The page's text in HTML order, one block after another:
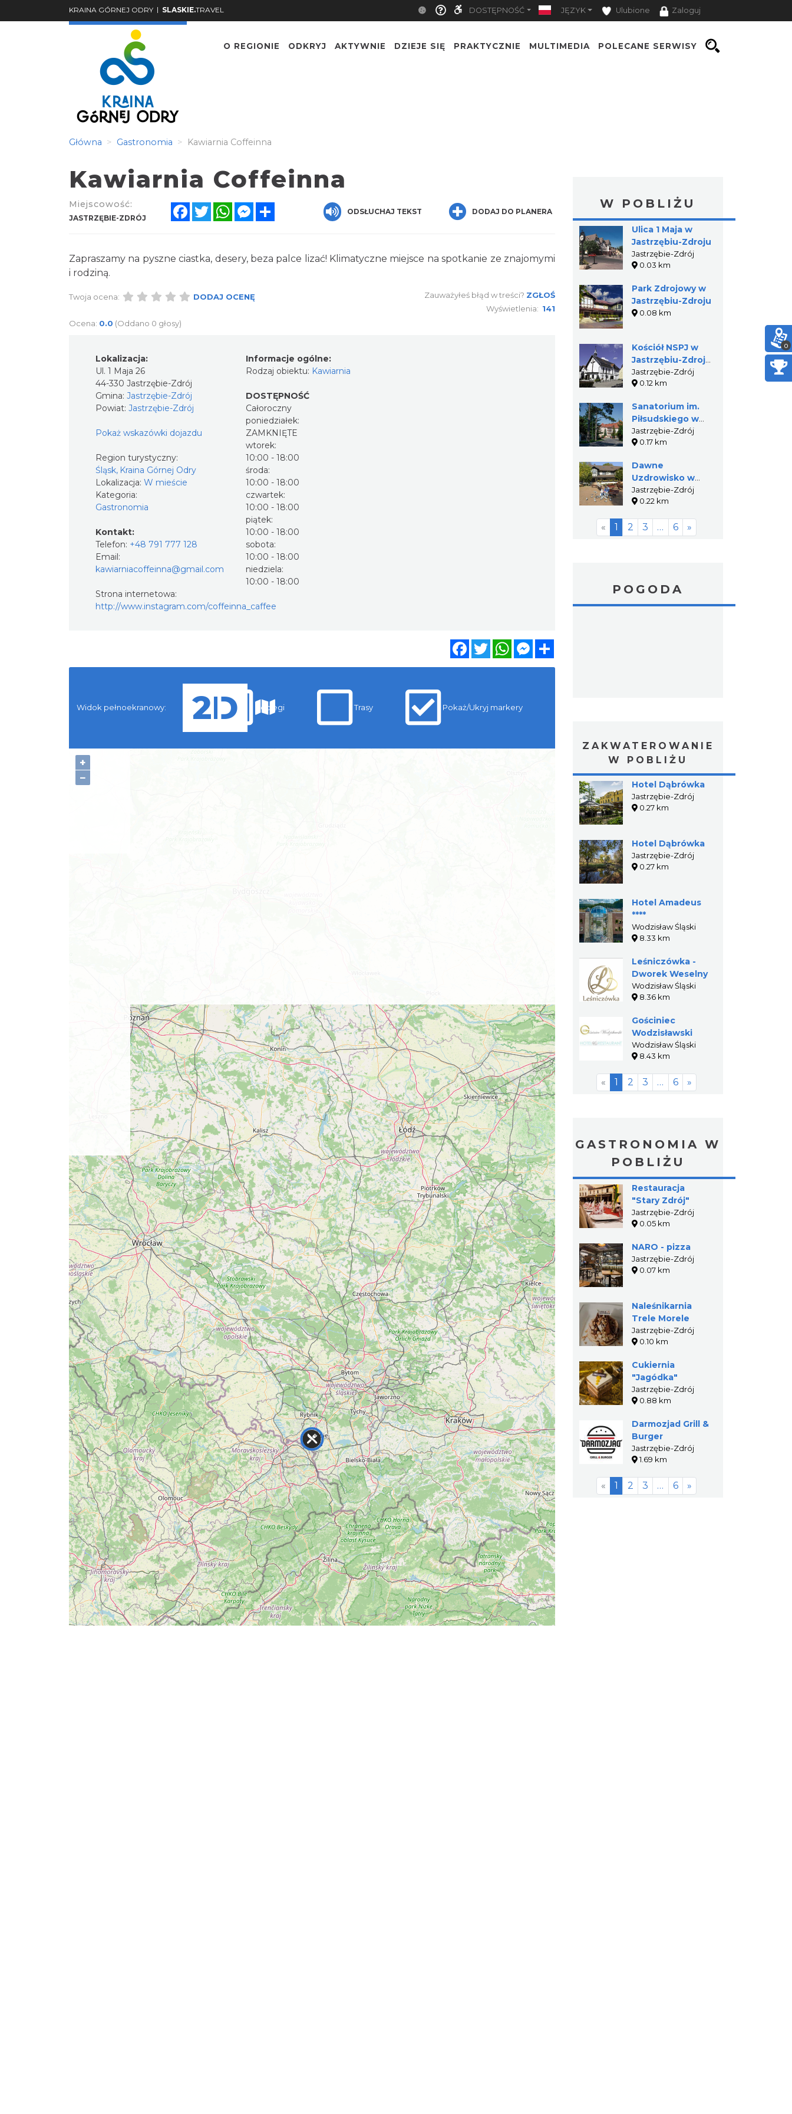
KRAINA GÓRNEJ ODRY | SLASKIE.TRAVEL DOSTĘPNOŚĆ JĘZYK Ulubione Zaloguj
O REGIONIE ODKRYJ AKTYWNIE DZIEJE SIĘ PRAKTYCZNIE MULTIMEDIA POLECANE SERWISY
Główna Gastronomia Kawiarnia Coffeinna
Kawiarnia Coffeinna
Miejscowość:
JASTRZĘBIE-ZDRÓJ
FacebookTwitterWhatsAppMessenger ODSŁUCHAJ TEKST DODAJ DO PLANERA
Zapraszamy na pyszne ciastka, desery, beza palce lizać! Klimatyczne miejsce na spotkanie ze znajomymi
i rodziną.
Twoja ocena: DODAJ OCENĘ
Ocena: 0.0 (Oddano 0 głosy)
Zauważyłeś błąd w treści? ZGŁOŚ
Wyświetlenia: 141
Lokalizacja:
Ul. 1 Maja 26
44-330 Jastrzębie-Zdrój
Gmina: Jastrzębie-Zdrój
Powiat: Jastrzębie-Zdrój
Pokaż wskazówki dojazdu
Region turystyczny:
Śląsk, Kraina Górnej Odry
Lokalizacja: W mieście
Kategoria:
Gastronomia
Kontakt:
Telefon: +48 791 777 128
Email:
kawiarniacoffeinna@gmail.com
Strona internetowa:
http://www.instagram.com/coffeinna_caffee
Informacje ogólne:
Rodzaj obiektu: Kawiarnia
DOSTĘPNOŚĆ
Całoroczny
poniedziałek:
ZAMKNIĘTE
wtorek:
10:00 - 18:00
środa:
10:00 - 18:00
czwartek:
10:00 - 18:00
piątek:
10:00 - 18:00
sobota:
10:00 - 18:00
niedziela:
10:00 - 18:00
FacebookTwitterWhatsAppMessenger
+
−
Widok pełnoekranowy: Noclegi Trasy Pokaż/Ukryj markery
W POBLIŻU
Ulica 1 Maja w
Jastrzębiu-Zdroju
Jastrzębie-Zdrój
0.03 km
Park Zdrojowy w
Jastrzębiu-Zdroju
0.08 km
Kościół NSPJ w
Jastrzębiu-Zdroju
(Zakład Marii)
Jastrzębie-Zdrój
0.12 km
Sanatorium im.
Piłsudskiego w
Jastrzębiu-Zdroju
Jastrzębie-Zdrój
0.17 km
Dawne
Uzdrowisko w
Jastrzębiu-Zdroju
Jastrzębie-Zdrój
0.22 km
« 1 2 3 … 6 »
POGODA
ZAKWATEROWANIE
W POBLIŻU
Hotel Dąbrówka
Jastrzębie-Zdrój
0.27 km
Hotel Dąbrówka
Jastrzębie-Zdrój
0.27 km
Hotel Amadeus
****
Wodzisław Śląski
8.33 km
Leśniczówka -
Dworek Weselny
Wodzisław Śląski
8.36 km
Gościniec
Wodzisławski
Wodzisław Śląski
8.43 km
« 1 2 3 … 6 »
GASTRONOMIA W
POBLIŻU
Restauracja
"Stary Zdrój"
Jastrzębie-Zdrój
0.05 km
NARO - pizza
Jastrzębie-Zdrój
0.07 km
Naleśnikarnia
Trele Morele
Jastrzębie-Zdrój
0.10 km
Cukiernia
"Jagódka"
Jastrzębie-Zdrój
0.88 km
Darmozjad Grill &
Burger
Jastrzębie-Zdrój
1.69 km
« 1 2 3 … 6 »
0